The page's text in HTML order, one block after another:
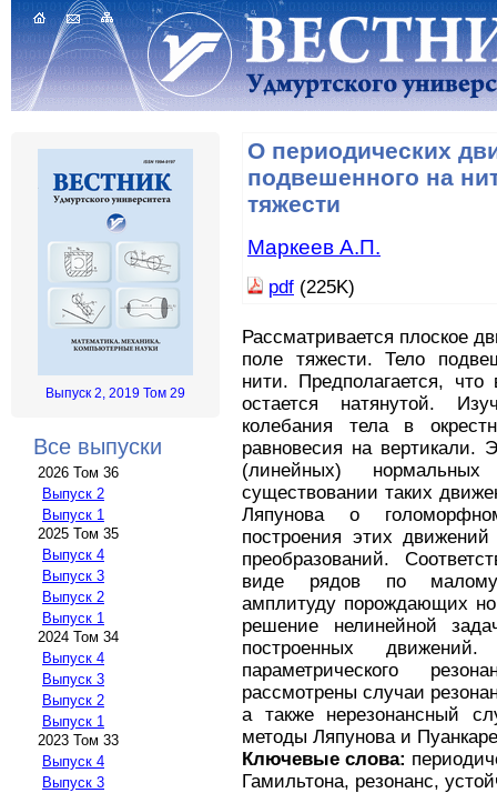
Выпуск 2, 2019 Том 29
Все выпуски
2026 Том 36
Выпуск 2
Выпуск 1
2025 Том 35
Выпуск 4
Выпуск 3
Выпуск 2
Выпуск 1
2024 Том 34
Выпуск 4
Выпуск 3
Выпуск 2
Выпуск 1
2023 Том 33
Выпуск 4
Выпуск 3
О периодических
подвешенного на
тяжести
Маркеев А.П.
pdf (225K)
Рассматривается плоское
поле тяжести. Тело
нити. Предполагается,
остается натянутой.
колебания тела в
равновесия на
(линейных)
существовании таких
Ляпунова о
построения этих
преобразований.
виде рядов по малому
амплитуду порождающих
решение нелинейной
построенных
параметрического
рассмотрены случаи
а также нерезонансный
методы Ляпунова и
Ключевые слова:
Гамильтона, резонанс,